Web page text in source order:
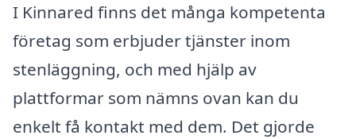
I Kinnared finns det många kompetenta
företag som erbjuder tjänster inom
stenläggning, och med hjälp av
plattformar som nämns ovan kan du
enkelt få kontakt med dem. Det gjorde